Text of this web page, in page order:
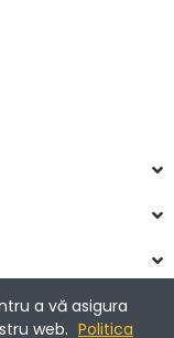
a vă asigura
web. Politica